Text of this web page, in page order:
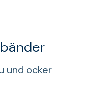
und ocker